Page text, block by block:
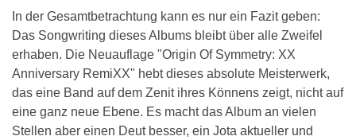
In der Gesamtbetrachtung kann es nur ein Fazit geben:
Das Songwriting dieses Albums bleibt über alle Zweifel
erhaben. Die Neuauflage "Origin Of Symmetry: XX
Anniversary RemiXX" hebt dieses absolute Meisterwerk,
das eine Band auf dem Zenit ihres Könnens zeigt, nicht auf
eine ganz neue Ebene. Es macht das Album an vielen
Stellen aber einen Deut besser, ein Jota aktueller und